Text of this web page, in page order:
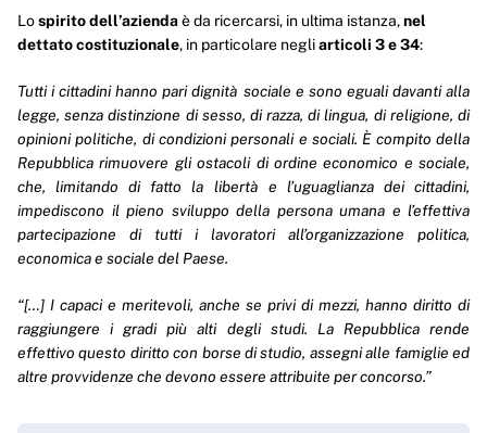
Lospirito dell’aziendaè da ricercarsi, in ultima istanza,nel
dettato costituzionale, in particolare negliarticoli 3 e 34:
Tutti i cittadini hanno pari dignità sociale e sono eguali davanti alla
legge, senza distinzione di sesso, di razza, di lingua, di religione, di
opinioni politiche, di condizioni personali e sociali. È compito della
Repubblica rimuovere gli ostacoli di ordine economico e sociale,
che, limitando di fatto la libertà e l’uguaglianza dei cittadini,
impediscono il pieno sviluppo della persona umana e l’effettiva
partecipazione di tutti i lavoratori all’organizzazione politica,
economica e sociale del Paese.
“[…] I capaci e meritevoli, anche se privi di mezzi, hanno diritto di
raggiungere i gradi più alti degli studi. La Repubblica rende
effettivo questo diritto con borse di studio, assegni alle famiglie ed
altre provvidenze che devono essere attribuite per concorso.”